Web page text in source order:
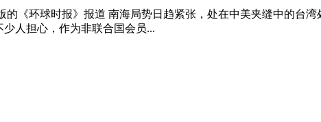
《环球时报》报道 南海局势日趋紧张，处在中美夹缝中的台
人担心，作为非联合国会员...